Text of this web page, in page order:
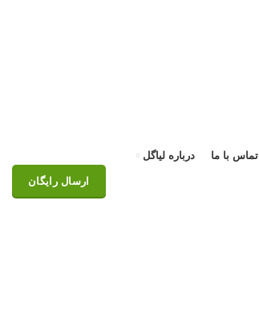
تماس با ما درباره لیاگل
ارسال رایگان